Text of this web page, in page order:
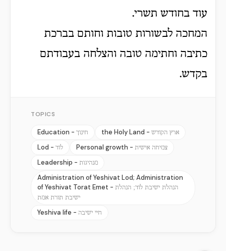
עוד בחודש תשרי.
המחכה לבשורות טובות וחותם בברכת
כתיבה וחתימה טובה והצלחה בעבודתם
בקדש.
TOPICS
Education - חינוך the Holy Land - ארץ הקודש
Lod - לוד Personal growth - צמיחה אישית
Leadership - מנהיגות
Administration of Yeshivat Lod; Administration
of Yeshivat Torat Emet - הנהלת ישיבת לוד; הנהלת
ישיבת תורת אמת
Yeshiva life - חיי ישיבה